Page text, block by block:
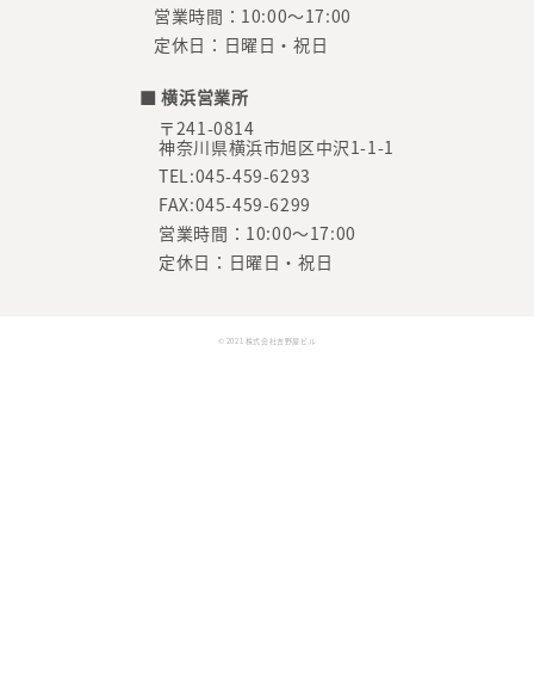
営業時間：10:00～17:00
定休日：日曜日・祝日
■ 横浜営業所
〒241-0814
神奈川県横浜市旭区中沢1-1-1
TEL:045-459-6293
FAX:045-459-6299
営業時間：10:00～17:00
定休日：日曜日・祝日
© 2021 株式会社吉野屋ビル